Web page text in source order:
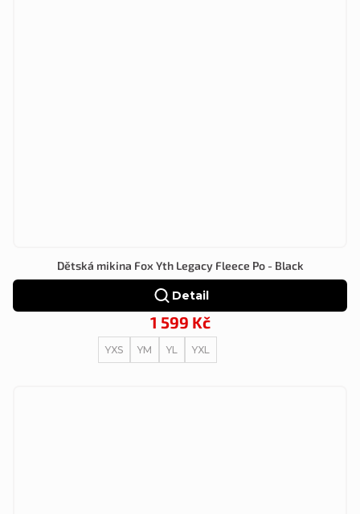
Dětská mikina Fox Yth Legacy Fleece Po - Black
1 599 Kč
Detail
YXS YM YL YXL